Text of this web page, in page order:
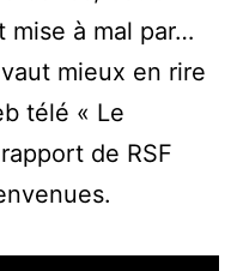
mise à mal par…
mieux en rire
télé « Le
de RSF